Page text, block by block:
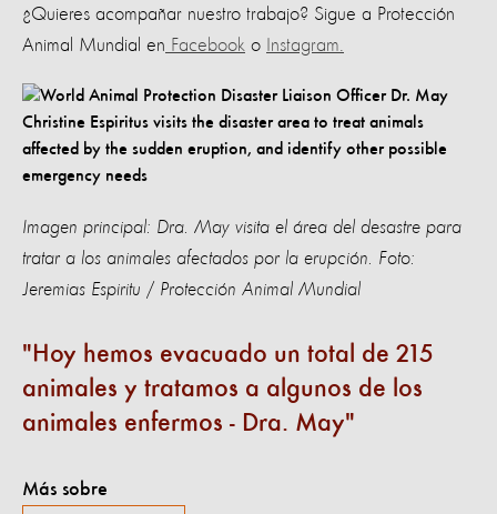
¿Quieres acompañar nuestro trabajo? Sigue a Protección
Animal Mundial en Facebook o Instagram.
Imagen principal: Dra. May visita el área del desastre para
tratar a los animales afectados por la erupción. Foto:
Jeremias Espiritu / Protección Animal Mundial
Hoy hemos evacuado un total de 215
animales y tratamos a algunos de los
animales enfermos - Dra. May
Más sobre